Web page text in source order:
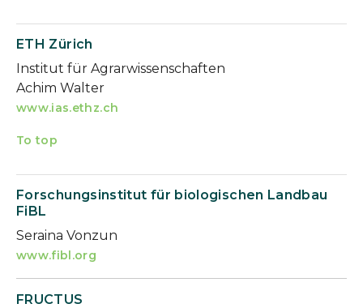
ETH Zürich
Institut für Agrarwissenschaften
Achim Walter
www.ias.ethz.ch
To top
Forschungsinstitut für biologischen Landbau
FiBL
Seraina Vonzun
www.fibl.org
FRUCTUS